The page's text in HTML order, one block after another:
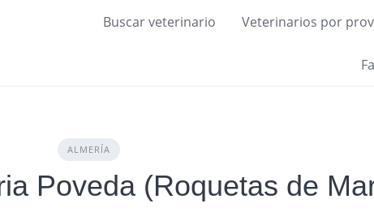
Buscar veterinario Veterinarios por
ALMERÍA
Poveda (Roquetas de